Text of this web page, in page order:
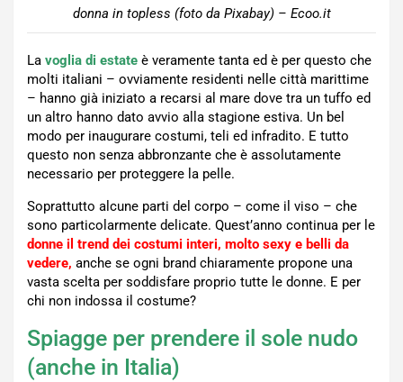
donna in topless (foto da Pixabay) – Ecoo.it
La voglia di estate è veramente tanta ed è per questo che
molti italiani – ovviamente residenti nelle città marittime
– hanno già iniziato a recarsi al mare dove tra un tuffo ed
un altro hanno dato avvio alla stagione estiva. Un bel
modo per inaugurare costumi, teli ed infradito. E tutto
questo non senza abbronzante che è assolutamente
necessario per proteggere la pelle.
Soprattutto alcune parti del corpo – come il viso – che
sono particolarmente delicate. Quest’anno continua per le
donne il trend dei costumi interi, molto sexy e belli da
vedere, anche se ogni brand chiaramente propone una
vasta scelta per soddisfare proprio tutte le donne. E per
chi non indossa il costume?
Spiagge per prendere il sole nudo
(anche in Italia)